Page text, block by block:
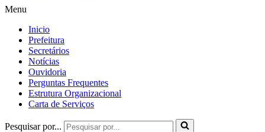
Menu
Inicio
Prefeitura
Secretários
Notícias
Ouvidoria
Perguntas Frequentes
Estrutura Organizacional
Carta de Serviços
Pesquisar por...